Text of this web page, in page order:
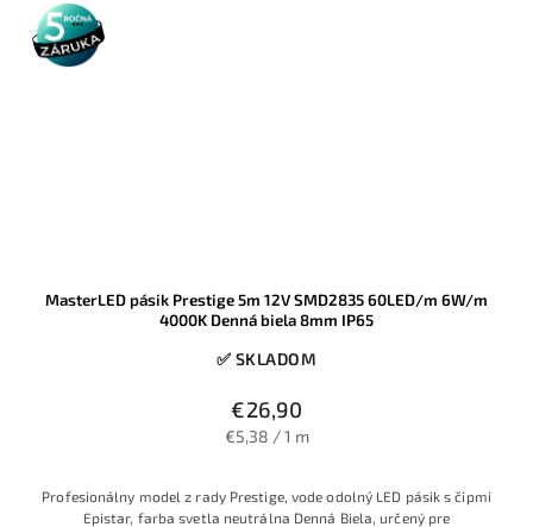
5 rokov
záruka
MasterLED pásik Prestige 5m 12V SMD2835 60LED/m 6W/m
4000K Denná biela 8mm IP65
✅ SKLADOM
€26,90
€5,38 / 1 m
Profesionálny model z rady Prestige, vode odolný LED pásik s čipmi
Epistar, farba svetla neutrálna Denná Biela, určený pre